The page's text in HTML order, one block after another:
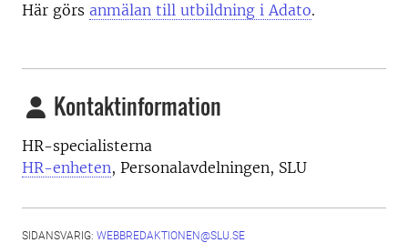
Här görs anmälan till utbildning i Adato.
Kontaktinformation
HR-specialisterna
HR-enheten, Personalavdelningen, SLU
SIDANSVARIG: WEBBREDAKTIONEN@SLU.SE